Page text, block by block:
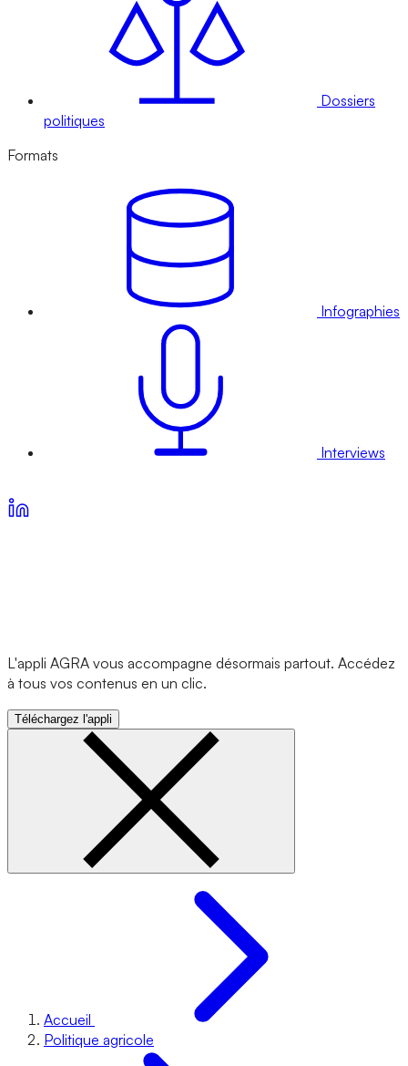
Dossiers
politiques
Formats
Infographies
Interviews
L'appli AGRA vous accompagne désormais partout. Accédez
à tous vos contenus en un clic.
Téléchargez l'appli
Accueil
Politique agricole